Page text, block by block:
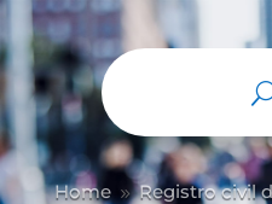
Abrir barra de herramientas
Home 9 Registro civil